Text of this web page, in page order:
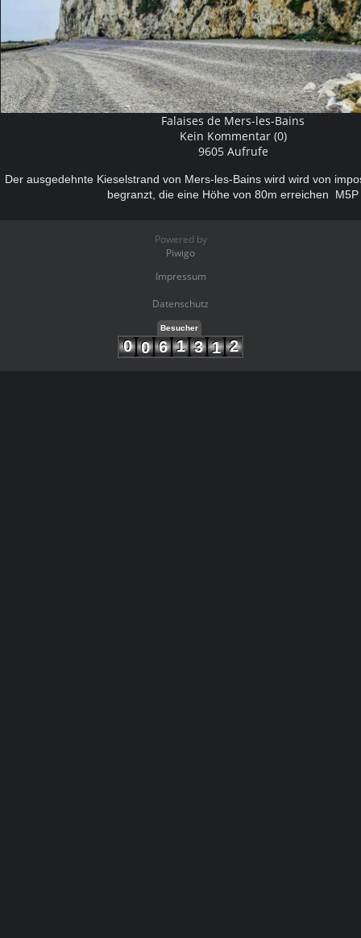
Falaises de Mers-les-Bains
Kein Kommentar (0)
9605 Aufrufe
Der ausgedehnte Kieselstrand von Mers-les-Bains wird wird von
begranzt, die eine Höhe von 80m erreichen M5P
Powered by
Piwigo
Impressum
Datenschutz
Besucher
0 0 6 1 3 1 2